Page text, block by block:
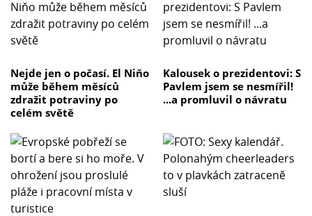
Nejde jen o počasí. El Niňo
může během měsíců
zdražit potraviny po
celém světě
Kalousek o prezidentovi: S
Pavlem jsem se nesmířil!
...a promluvil o návratu